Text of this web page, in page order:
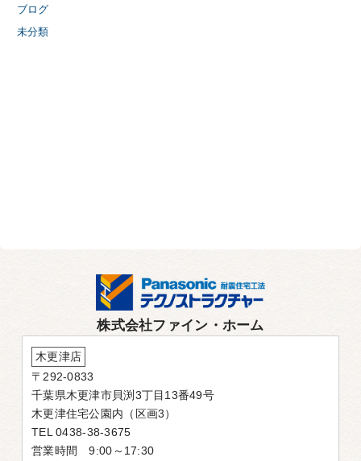
ブログ
未分類
株式会社ファイン・ホーム
木更津店
〒292-0833
千葉県木更津市貝渕3丁目13番49号
木更津住宅公園内（区画3）
TEL 0438-38-3675
営業時間 9:00～17:30